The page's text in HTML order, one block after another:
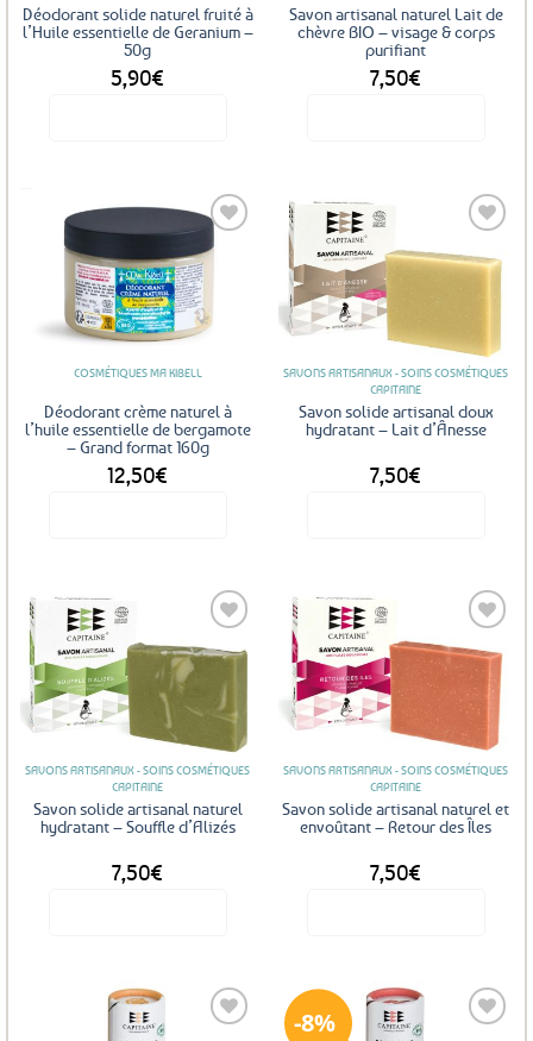
Déodorant solide naturel fruité à
l’Huile essentielle de Geranium –
50g
5,90€
Savon artisanal naturel Lait de
chèvre BIO – visage & corps
purifiant
7,50€
Ajouter
favoris
COSMÉTIQUES MA KIBELL
Déodorant crème naturel à
l’huile essentielle de bergamote
– Grand format 160g
12,50€
SAVONS ARTISANAUX - SOINS COSMÉTIQUES
CAPITAINE
Savon solide artisanal doux
hydratant – Lait d’Ânesse
7,50€
Ajouter
favoris
SAVONS ARTISANAUX - SOINS COSMÉTIQUES
CAPITAINE
Savon solide artisanal naturel
hydratant – Souffle d’Alizés
7,50€
Ajouter
aux
favoris
SAVONS ARTISANAUX - SOINS COSMÉTIQUES
CAPITAINE
Savon solide artisanal naturel et
envoûtant – Retour des Îles
7,50€
8%